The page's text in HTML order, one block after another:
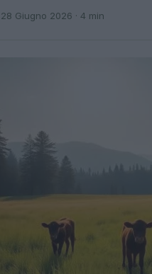
28 Giugno 2026 · 4 min